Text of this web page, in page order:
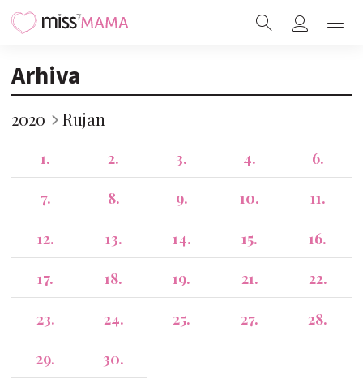
Arhiva
2020 Rujan
1. 2. 3. 4. 6.
7. 8. 9. 10. 11.
12. 13. 14. 15. 16.
17. 18. 19. 21. 22.
23. 24. 25. 27. 28.
29. 30.